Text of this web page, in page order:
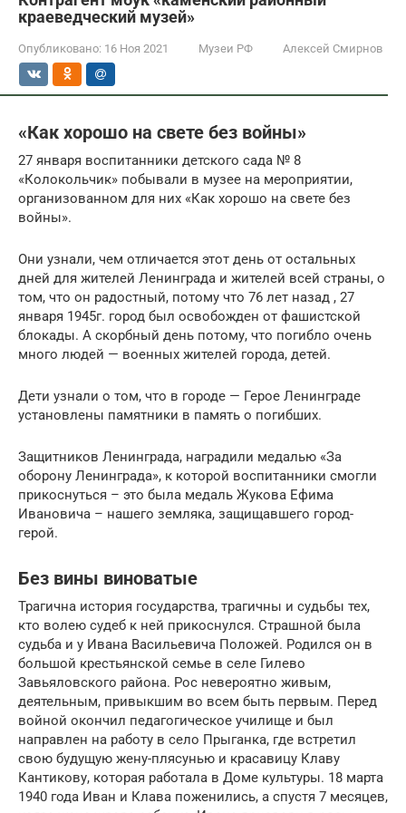
краеведческий музей»
Опубликовано: 16 Ноя 2021 Музеи РФ Алексей Смирнов
«Как хорошо на свете без войны»
27 января воспитанники детского сада № 8
«Колокольчик» побывали в музее на мероприятии,
организованном для них «Как хорошо на свете без
войны».
Они узнали, чем отличается этот день от остальных
дней для жителей Ленинграда и жителей всей страны, о
том, что он радостный, потому что 76 лет назад , 27
января 1945г. город был освобожден от фашистской
блокады. А скорбный день потому, что погибло очень
много людей — военных жителей города, детей.
Дети узнали о том, что в городе — Герое Ленинграде
установлены памятники в память о погибших.
Защитников Ленинграда, наградили медалью «За
оборону Ленинграда», к которой воспитанники смогли
прикоснуться – это была медаль Жукова Ефима
Ивановича – нашего земляка, защищавшего город-
герой.
Без вины виноватые
Трагична история государства, трагичны и судьбы тех,
кто волею судеб к ней прикоснулся. Страшной была
судьба и у Ивана Васильевича Положей. Родился он в
большой крестьянской семье в селе Гилево
Завьяловского района. Рос невероятно живым,
деятельным, привыкшим во всем быть первым. Перед
войной окончил педагогическое училище и был
направлен на работу в село Прыганка, где встретил
свою будущую жену-плясунью и красавицу Клаву
Кантикову, которая работала в Доме культуры. 18 марта
1940 года Иван и Клава поженились, а спустя 7 месяцев,